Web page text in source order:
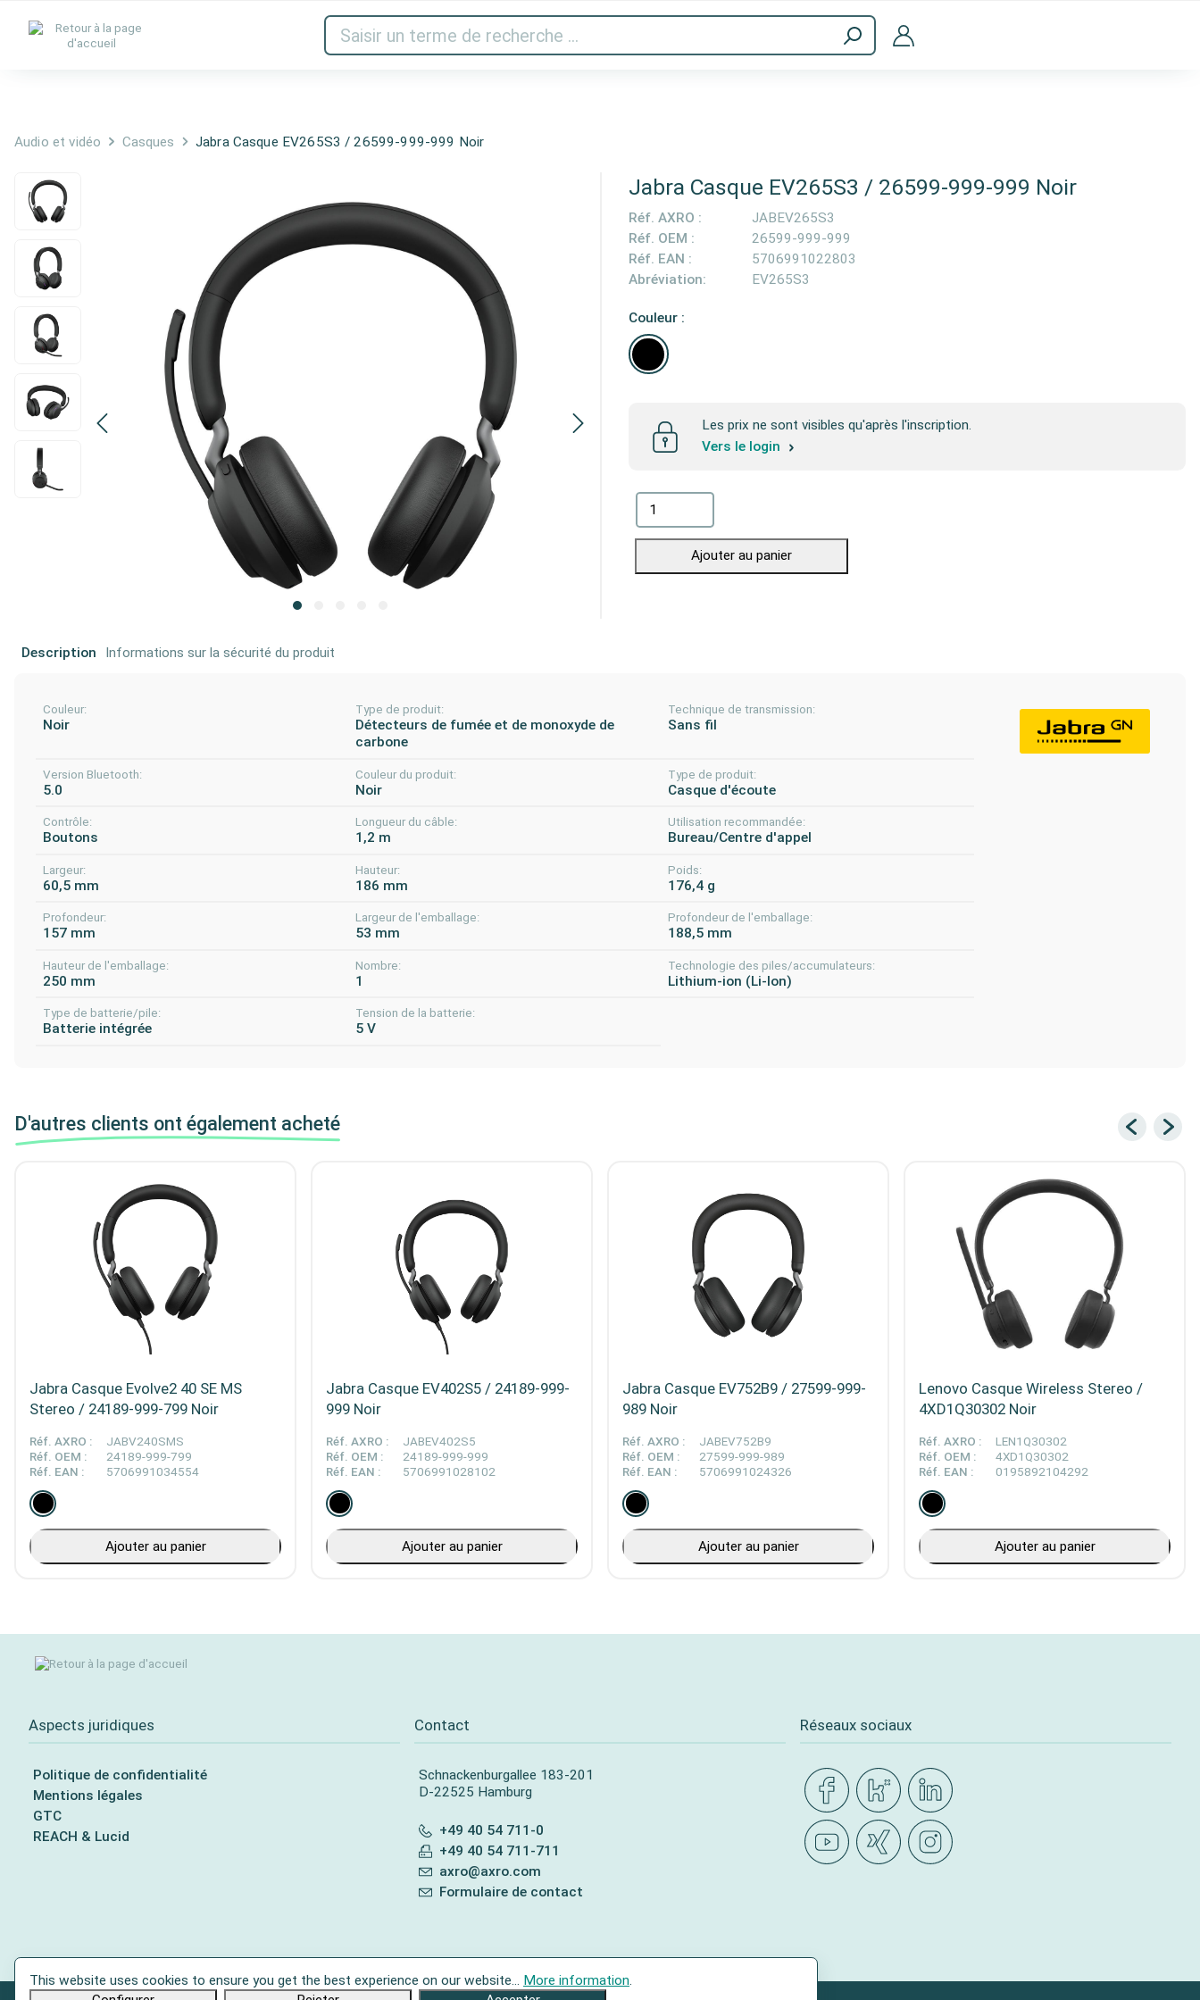
Audio et vidéo Imprimantes & scanner Appareils ménagers Accessoires informatiques
Audio et vidéo Casques Jabra Casque EV265S3 / 26599-999-999 Noir
Jabra Casque EV265S3 / 26599-999-999 Noir
Réf. AXRO :
JABEV265S3
Réf. OEM :
26599-999-999
Réf. EAN :
5706991022803
Abréviation:
EV265S3
Couleur :
Les prix ne sont visibles qu'après l'inscription.
Vers le login
Ajouter au panier
Description Informations sur la sécurité du produit
Couleur:
Noir
Type de produit:
Détecteurs de fumée et de monoxyde de
carbone
Technique de transmission:
Sans fil
Version Bluetooth:
5.0
Couleur du produit:
Noir
Type de produit:
Casque d'écoute
Contrôle:
Boutons
Longueur du câble:
1,2 m
Utilisation recommandée:
Bureau/Centre d'appel
Largeur:
60,5 mm
Hauteur:
186 mm
Poids:
176,4 g
Profondeur:
157 mm
Largeur de l'emballage:
53 mm
Profondeur de l'emballage:
188,5 mm
Hauteur de l'emballage:
250 mm
Nombre:
1
Technologie des piles/accumulateurs:
Lithium-ion (Li-Ion)
Type de batterie/pile:
Batterie intégrée
Tension de la batterie:
5 V
D'autres clients ont également acheté
Jabra Casque Evolve2 40 SE MS
Stereo / 24189-999-799 Noir
Réf. AXRO :
JABV240SMS
Réf. OEM :
24189-999-799
Réf. EAN :
5706991034554
Ajouter au panier
Jabra Casque EV402S5 / 24189-999-
999 Noir
Réf. AXRO :
JABEV402S5
Réf. OEM :
24189-999-999
Réf. EAN :
5706991028102
Ajouter au panier
Jabra Casque EV752B9 / 27599-999-
989 Noir
Réf. AXRO :
JABEV752B9
Réf. OEM :
27599-999-989
Réf. EAN :
5706991024326
Ajouter au panier
Lenovo Casque Wireless Stereo /
4XD1Q30302 Noir
Réf. AXRO :
LEN1Q30302
Réf. OEM :
4XD1Q30302
Réf. EAN :
0195892104292
Ajouter au panier
Aspects juridiques
Politique de confidentialité
Mentions légales
GTC
REACH & Lucid
Contact
Schnackenburgallee 183-201
D-22525 Hamburg
+49 40 54 711-0
+49 40 54 711-711
axro@axro.com
Formulaire de contact
Réseaux sociaux
This website uses cookies to ensure you get the best experience on our website... More information.